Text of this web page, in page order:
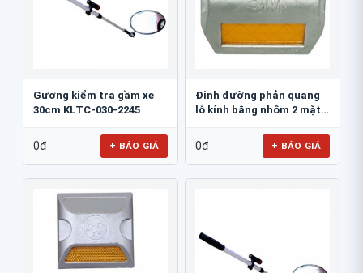
Gương kiểm tra gầm xe
30cm KLTC-030-2245
0đ + BÁO GIÁ
Đinh đường phản quang
lỗ kính bằng nhôm 2 mặt
0đ + BÁO GIÁ